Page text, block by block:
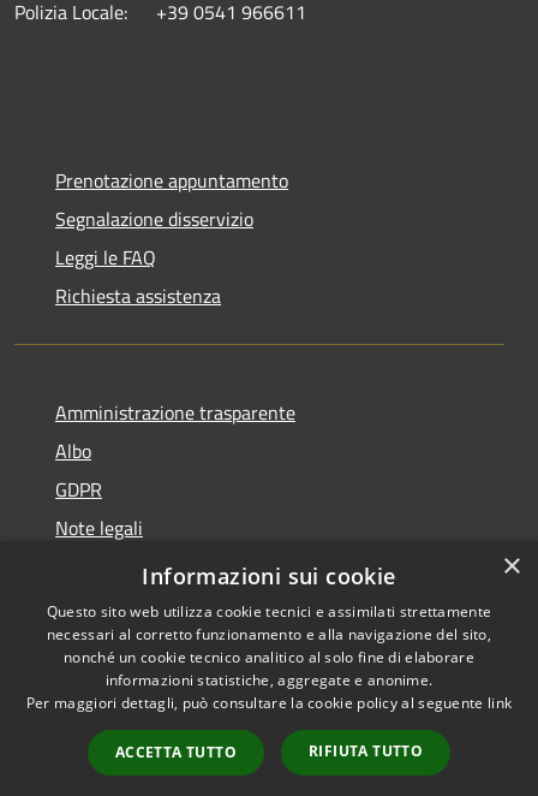
Polizia Locale: +39 0541 966611
Prenotazione appuntamento
Segnalazione disservizio
Leggi le FAQ
Richiesta assistenza
Amministrazione trasparente
Albo
GDPR
Note legali
Dichiarazione di accessibilità
Accessibilità
Copyright © 2026 • Comune di
Cattolica • Powered by
Municipium•
Accesso
redazione
×
Informazioni sui cookie
Questo sito web utilizza cookie tecnici e assimilati strettamente
necessari al corretto funzionamento e alla navigazione del sito,
nonché un cookie tecnico analitico al solo fine di elaborare
informazioni statistiche, aggregate e anonime.
Per maggiori dettagli, può consultare la cookie policy al seguente link
ACCETTA TUTTO RIFIUTA TUTTO